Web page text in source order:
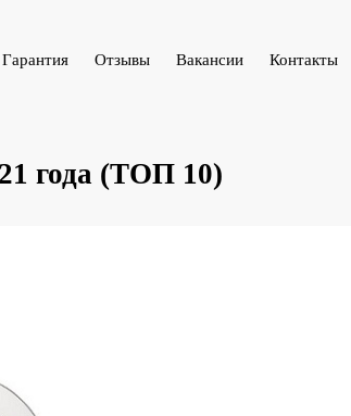
Гарантия Отзывы Вакансии Контакты
года (ТОП 10)